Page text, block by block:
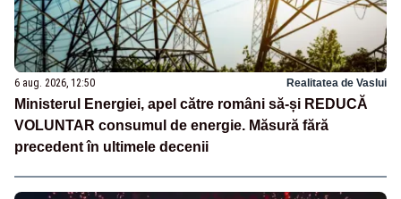
6 aug. 2026, 12:50 Realitatea de Vaslui
Ministerul Energiei, apel către români să-și REDUCĂ
VOLUNTAR consumul de energie. Măsură fără
precedent în ultimele decenii